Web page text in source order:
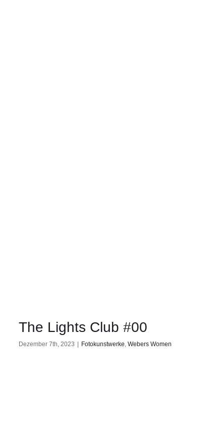
The Lights Club #00
Dezember 7th, 2023 Fotokunstwerke, Webers Women